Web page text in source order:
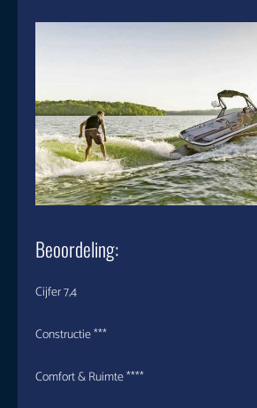
Beoordeling:
Cijfer 7,4
Constructie ***
Comfort & Ruimte ****